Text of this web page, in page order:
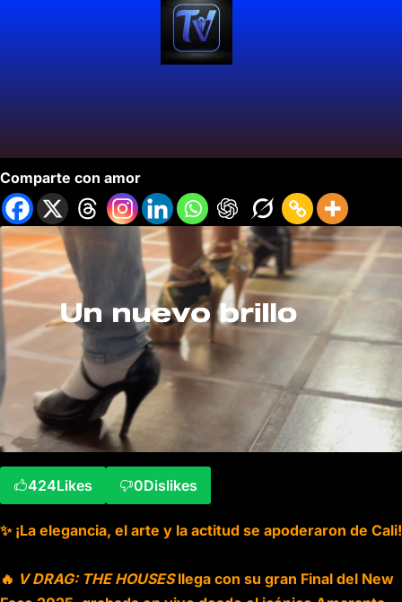
Comparte con amor
424Likes 0Dislikes
✨ ¡La elegancia, el arte y la actitud se apoderaron de Cali!
🔥 V DRAG: THE HOUSESllega con su gran Final del New